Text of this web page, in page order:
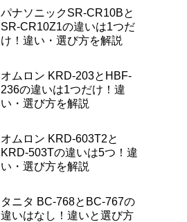
パナソニックSR-CR10Bと
SR-CR10Z1の違いは1つだ
け！違い・選び方を解説
オムロン KRD-203とHBF-
236の違いは1つだけ！違
い・選び方を解説
オムロン KRD-603T2と
KRD-503Tの違いは5つ！違
い・選び方を解説
タニタ BC-768とBC-767の
違いはなし！違いと選び方